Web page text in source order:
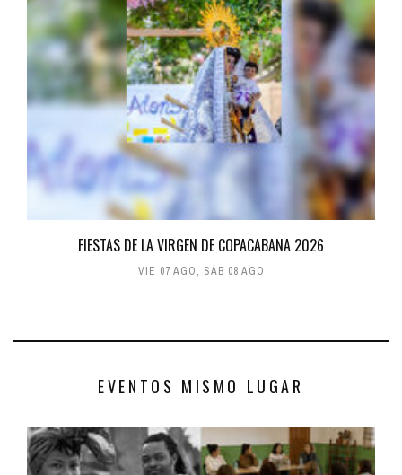
FIESTAS DE LA VIRGEN DE COPACABANA 2026
VIE 07 AGO, SÁB 08 AGO
EVENTOS MISMO LUGAR